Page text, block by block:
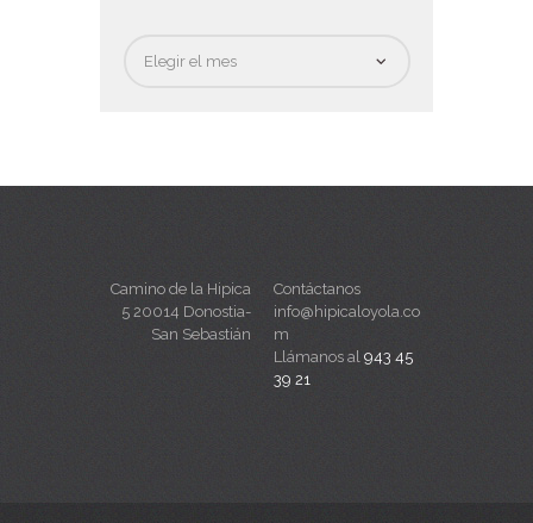
Camino de la Hipica
5 20014 Donostia-
San Sebastián
Contáctanos
info@hipicaloyola.co
m
Llámanos al 943 45
39 21